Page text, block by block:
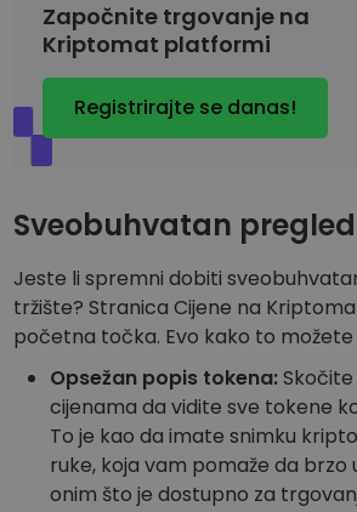
Započnite trgovanje na
Kriptomat platformi
Registrirajte se danas!
Sveobuhvatan
Jeste li spremni dobiti
tržište? Stranica Cijene na
početna točka. Evo kako to možete
Opsežan popis tokena:
cijenama da vidite sve tokene
To je kao da imate snimku
ruke, koja vam pomaže da brzo
onim što je dostupno za